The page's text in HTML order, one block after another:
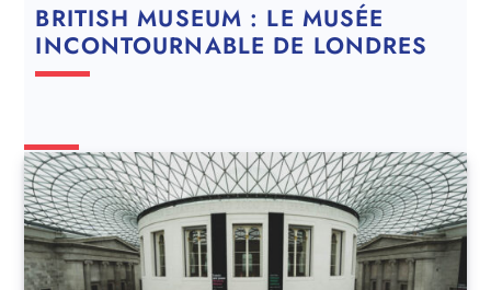
BRITISH MUSEUM : LE MUSÉE
INCONTOURNABLE DE LONDRES